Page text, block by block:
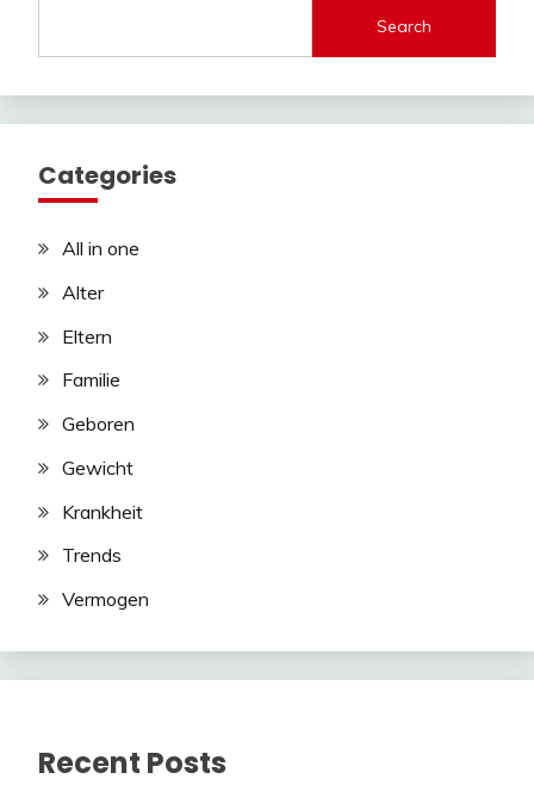
Search
Categories
All in one
Alter
Eltern
Familie
Geboren
Gewicht
Krankheit
Trends
Vermogen
Recent Posts